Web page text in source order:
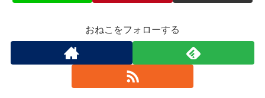
おねこをフォローする